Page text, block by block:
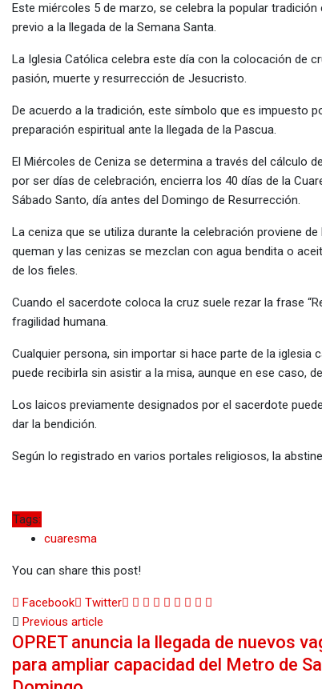
Email
Este miércoles 5 de marzo, se celebra la popular
previo a la llegada de la Semana Santa.
La Iglesia Católica celebra este día con la colocación de
pasión, muerte y resurrección de Jesucristo.
De acuerdo a la tradición, este símbolo que es impuesto
preparación espiritual ante la llegada de la Pascua.
El Miércoles de Ceniza se determina a través del cálculo
por ser días de celebración, encierra los 40 días de la
Sábado Santo, día antes del Domingo de Resurrección.
La ceniza que se utiliza durante la celebración proviene
queman y las cenizas se mezclan con agua bendita o
de los fieles.
Cuando el sacerdote coloca la cruz suele rezar la frase
fragilidad humana.
Cualquier persona, sin importar si hace parte de la
puede recibirla sin asistir a la misa, aunque en ese caso,
Los laicos previamente designados por el sacerdote
dar la bendición.
Según lo registrado en varios portales religiosos, la
Tags:
cuaresma
You can share this post!
Facebook Twitter Google+
LinkedIn
Whatsapp
StumbleUpon
Tumblr
Pinterest
Reddit
Share
Email
Previous article
OPRET anuncia la llegada de nuevos
para ampliar capacidad del Metro de